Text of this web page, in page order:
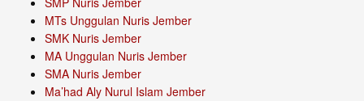
MTs Unggulan Nuris Jember
SMK Nuris Jember
MA Unggulan Nuris Jember
SMA Nuris Jember
Ma’had Aly Nurul Islam Jember